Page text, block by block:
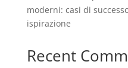
moderni: casi di
ispirazione
Recent